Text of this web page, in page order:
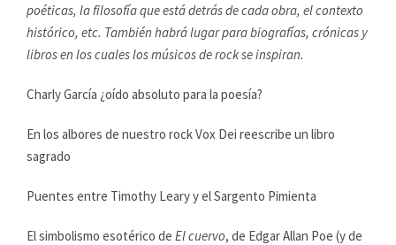
poéticas, la filosofía que está detrás de cada obra, el contexto
histórico, etc. También habrá lugar para biografías, crónicas y
libros en los cuales los músicos de rock se inspiran.
Charly García ¿oído absoluto para la poesía?
En los albores de nuestro rock Vox Dei reescribe un libro
sagrado
Puentes entre Timothy Leary y el Sargento Pimienta
El simbolismo esotérico de El cuervo, de Edgar Allan Poe (y de